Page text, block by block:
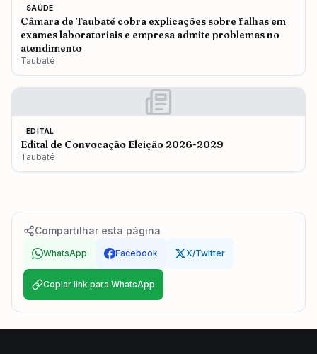
SAÚDE
Câmara de Taubaté cobra explicações sobre falhas em
exames laboratoriais e empresa admite problemas no
atendimento
Taubaté
EDITAL
Edital de Convocação Eleição 2026-2029
Taubaté
Compartilhar esta página
WhatsApp Facebook X/Twitter
Copiar link para WhatsApp